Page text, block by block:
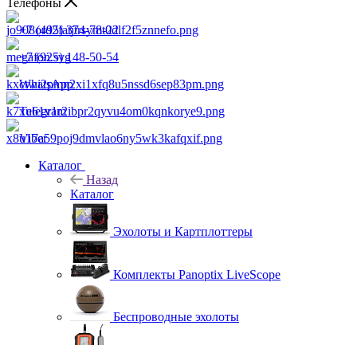
Телефоны
+7 (495) 374-78-22
+7 (925) 148-50-54
WhatsApp
Telegram
Viber
Каталог
Назад
Каталог
Эхолоты и Картплоттеры
Комплекты Panoptix LiveScope
Беспроводные эхолоты